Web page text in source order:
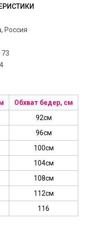
Россия
Обхват бедер, см
92см
96см
100см
104см
108см
112см
116